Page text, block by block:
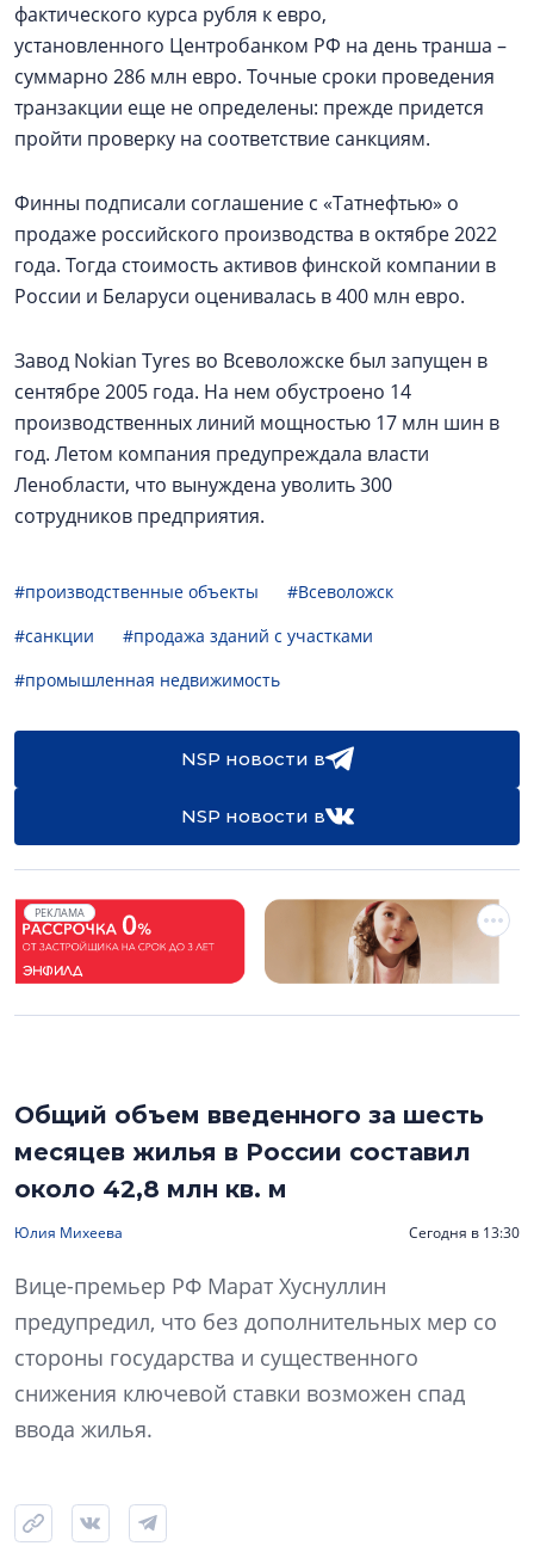
фактического курса рубля к евро,
установленного Центробанком РФ на день транша –
суммарно 286 млн евро. Точные сроки проведения
транзакции еще не определены: прежде придется
пройти проверку на соответствие санкциям.
Финны подписали соглашение с «Татнефтью» о
продаже российского производства в октябре 2022
года. Тогда стоимость активов финской компании в
России и Беларуси оценивалась в 400 млн евро.
Завод Nokian Tyres во Всеволожске был запущен в
сентябре 2005 года. На нем обустроено 14
производственных линий мощностью 17 млн шин в
год. Летом компания предупреждала власти
Ленобласти, что вынуждена уволить 300
сотрудников предприятия.
#производственные объекты
#Всеволожск
#санкции
#продажа зданий с участками
#промышленная недвижимость
NSP новости в
NSP новости в
РЕКЛАМА
Общий объем введенного за шесть
месяцев жилья в России составил
около 42,8 млн кв. м
Юлия Михеева Сегодня в 13:30
Вице-премьер РФ Марат Хуснуллин
предупредил, что без дополнительных мер со
стороны государства и существенного
снижения ключевой ставки возможен спад
ввода жилья.